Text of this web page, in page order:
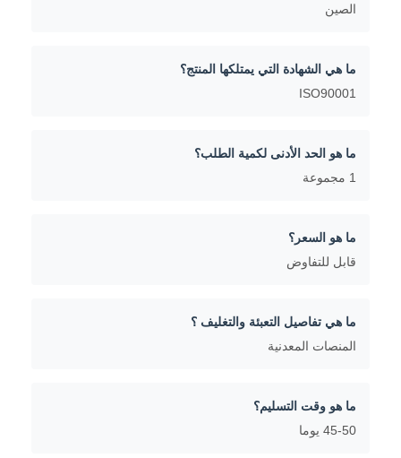
الصين
ما هي الشهادة التي يمتلكها المنتج؟
ISO90001
ما هو الحد الأدنى لكمية الطلب؟
1 مجموعة
ما هو السعر؟
قابل للتفاوض
ما هي تفاصيل التعبئة والتغليف ؟
المنصات المعدنية
ما هو وقت التسليم؟
45-50 يوما